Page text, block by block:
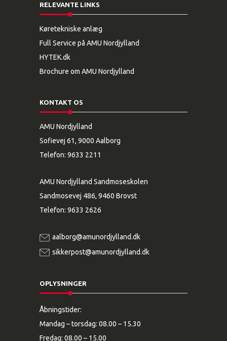
RELEVANTE LINKS
Køretekniske anlæg
Full Service på AMU Nordjylland
HYTEK.dk
Brochure om AMU Nordjylland
KONTAKT OS
AMU Nordjylland
Sofievej 61, 9000 Aalborg
Telefon: 9633 2211
AMU Nordjylland Sandmoseskolen
Sandmosevej 486, 9460 Brovst
Telefon: 9633 2626
aalborg@amunordjylland.dk
sikkerpost@amunordjylland.dk
OPLYSNINGER
Åbningstider:
Mandag – torsdag: 08.00 – 15.30
Fredag: 08.00 – 15.00